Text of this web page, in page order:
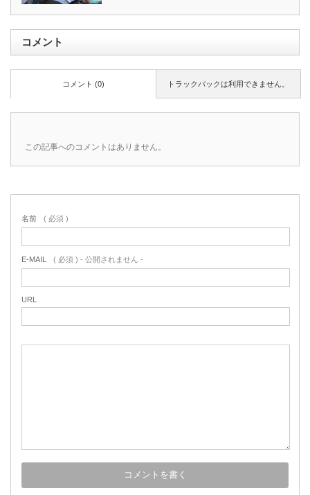
コメント
トラックバックは利用できません。
コメント (0)
この記事へのコメントはありません。
名前 ( 必須 )
E-MAIL ( 必須 ) - 公開されません -
URL